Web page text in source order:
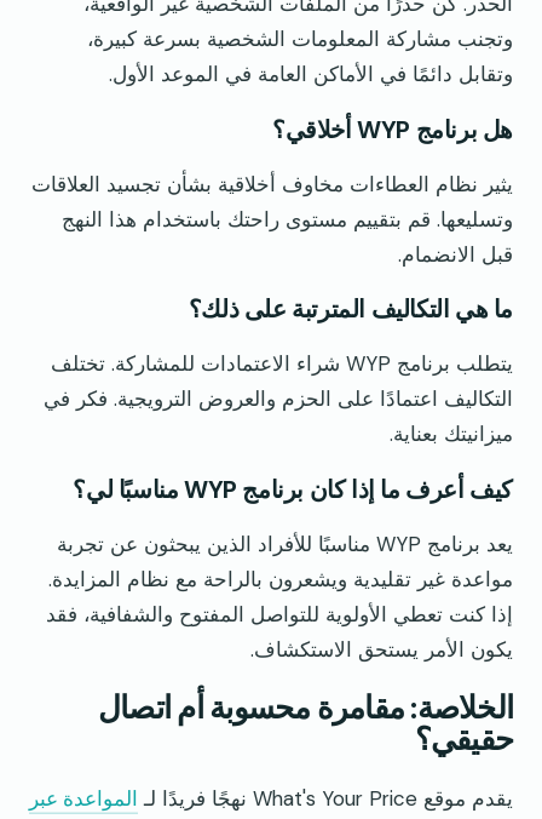
وتجنب مشاركة المعلومات الشخصية بسرعة كبيرة،
وتقابل دائمًا في الأماكن العامة في الموعد الأول.
هل برنامج WYP أخلاقي؟
يثير نظام العطاءات مخاوف أخلاقية بشأن تجسيد العلاقات
وتسليعها. قم بتقييم مستوى راحتك باستخدام هذا النهج
قبل الانضمام.
ما هي التكاليف المترتبة على ذلك؟
يتطلب برنامج WYP شراء الاعتمادات للمشاركة. تختلف
التكاليف اعتمادًا على الحزم والعروض الترويجية. فكر في
ميزانيتك بعناية.
كيف أعرف ما إذا كان برنامج WYP مناسبًا لي؟
يعد برنامج WYP مناسبًا للأفراد الذين يبحثون عن تجربة
مواعدة غير تقليدية ويشعرون بالراحة مع نظام المزايدة.
إذا كنت تعطي الأولوية للتواصل المفتوح والشفافية، فقد
يكون الأمر يستحق الاستكشاف.
الخلاصة: مقامرة محسوبة أم اتصال
حقيقي؟
يقدم موقع What's Your Price نهجًا فريدًا لـ
المواعدة عبر